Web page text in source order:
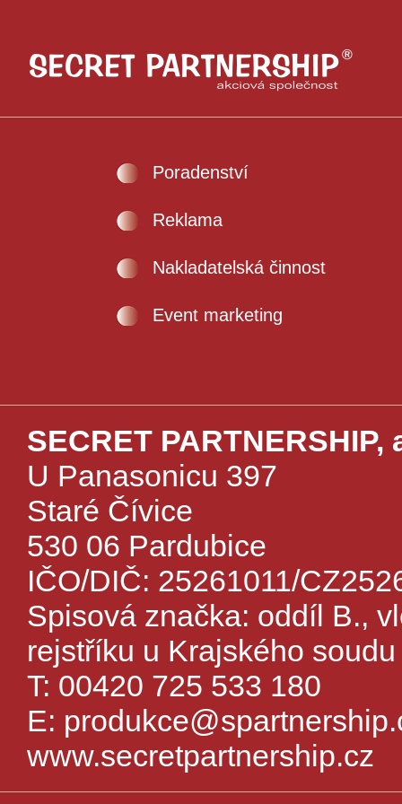
Poradenství
Reklama
Nakladatelská činnost
Event marketing
SECRET PARTNERSHIP,
U Panasonicu 397
Staré Čívice
530 06 Pardubice
IČO/DIČ: 25261011/
Spisová značka: oddíl B.,
rejstříku u Krajského
T: 00420 725 533 180
E:
www.secretpartnership.cz